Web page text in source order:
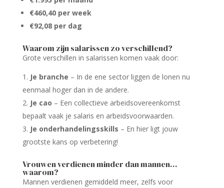
€460,40 per week
€92,08 per dag
Waarom zijn salarissen zo verschillend?
Grote verschillen in salarissen komen vaak door:
Je branche – In de ene sector liggen de lonen nu
eenmaal hoger dan in de andere.
Je cao – Een collectieve arbeidsovereenkomst
bepaalt vaak je salaris en arbeidsvoorwaarden.
Je onderhandelingsskills – En hier ligt jouw
grootste kans op verbetering!
Vrouwen verdienen minder dan mannen…
waarom?
Mannen verdienen gemiddeld meer, zelfs voor